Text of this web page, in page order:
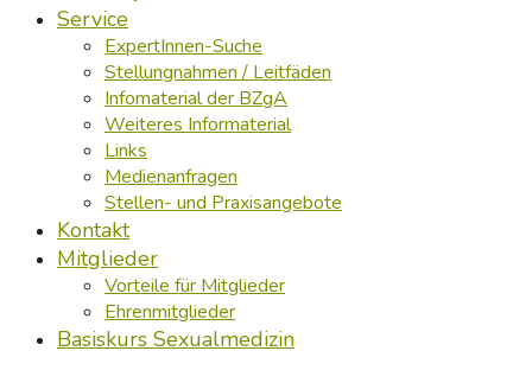
Service
ExpertInnen-Suche
Stellungnahmen / Leitfäden
Infomaterial der BZgA
Weiteres Informaterial
Links
Medienanfragen
Stellen- und Praxisangebote
Kontakt
Mitglieder
Vorteile für Mitglieder
Ehrenmitglieder
Basiskurs Sexualmedizin